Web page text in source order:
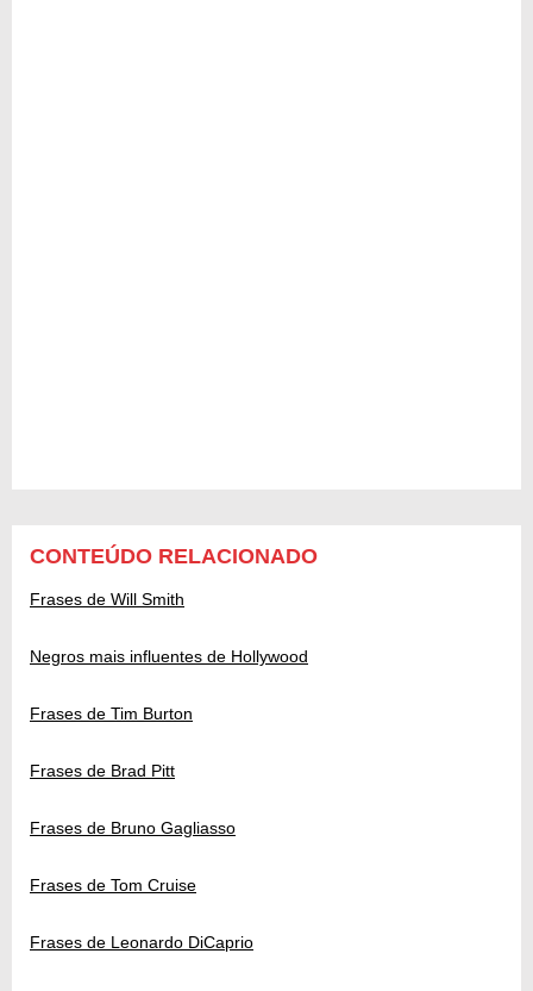
CONTEÚDO RELACIONADO
Frases de Will Smith
Negros mais influentes de Hollywood
Frases de Tim Burton
Frases de Brad Pitt
Frases de Bruno Gagliasso
Frases de Tom Cruise
Frases de Leonardo DiCaprio